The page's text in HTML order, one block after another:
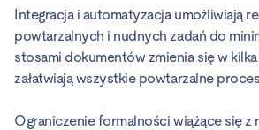
Integracja i automatyzacja umożliwiają
powtarzalnych i nudnych zadań do
stosami dokumentów zmienia się w
załatwiają wszystkie powtarzalne
Ograniczenie formalności wiążące się z